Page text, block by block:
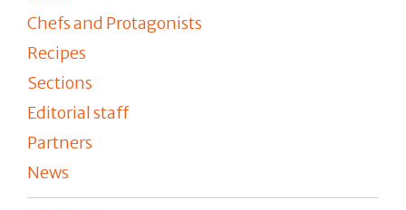
Chefs and Protagonists
Recipes
Sections
Editorial staff
Partners
News